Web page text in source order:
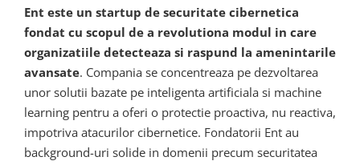
Ent este un startup de securitate cibernetica
fondat cu scopul de a revolutiona modul in care
organizatiile detecteaza si raspund la amenintarile
avansate. Compania se concentreaza pe dezvoltarea
unor solutii bazate pe inteligenta artificiala si machine
learning pentru a oferi o protectie proactiva, nu reactiva,
impotriva atacurilor cibernetice. Fondatorii Ent au
background-uri solide in domenii precum securitatea